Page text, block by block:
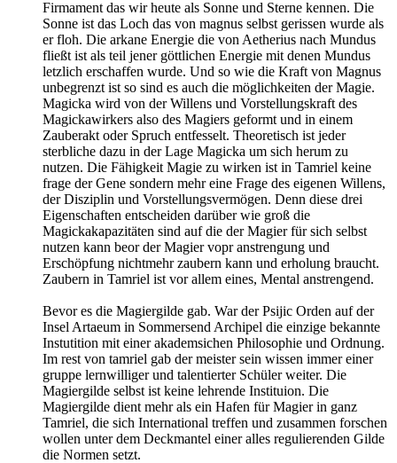
Firmament das wir heute als Sonne und Sterne kennen. Die
Sonne ist das Loch das von magnus selbst gerissen wurde als
er floh. Die arkane Energie die von Aetherius nach Mundus
fließt ist als teil jener göttlichen Energie mit denen Mundus
letzlich erschaffen wurde. Und so wie die Kraft von Magnus
unbegrenzt ist so sind es auch die möglichkeiten der Magie.
Magicka wird von der Willens und Vorstellungskraft des
Magickawirkers also des Magiers geformt und in einem
Zauberakt oder Spruch entfesselt. Theoretisch ist jeder
sterbliche dazu in der Lage Magicka um sich herum zu
nutzen. Die Fähigkeit Magie zu wirken ist in Tamriel keine
frage der Gene sondern mehr eine Frage des eigenen Willens,
der Disziplin und Vorstellungsvermögen. Denn diese drei
Eigenschaften entscheiden darüber wie groß die
Magickakapazitäten sind auf die der Magier für sich selbst
nutzen kann beor der Magier vopr anstrengung und
Erschöpfung nichtmehr zaubern kann und erholung braucht.
Zaubern in Tamriel ist vor allem eines, Mental anstrengend.
Bevor es die Magiergilde gab. War der Psijic Orden auf der
Insel Artaeum in Sommersend Archipel die einzige bekannte
Instutition mit einer akademsichen Philosophie und Ordnung.
Im rest von tamriel gab der meister sein wissen immer einer
gruppe lernwilliger und talentierter Schüler weiter. Die
Magiergilde selbst ist keine lehrende Instituion. Die
Magiergilde dient mehr als ein Hafen für Magier in ganz
Tamriel, die sich International treffen und zusammen forschen
wollen unter dem Deckmantel einer alles regulierenden Gilde
die Normen setzt.